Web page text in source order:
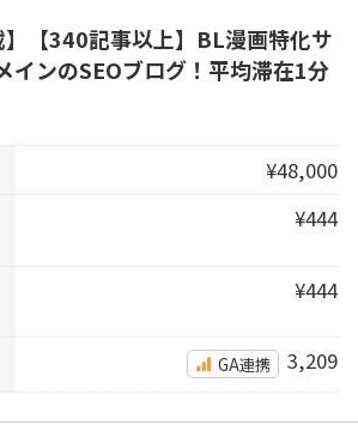
】【340記事以上】BL漫画特化サ
インのSEOブログ！平均滞在1分
¥48,000
¥444
¥444
GA連携 3,209